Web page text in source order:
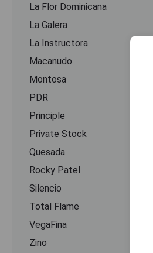
La Flor Dominicana
La Galera
La Instructora
Macanudo
Montosa
PDR
Principle
Private Stock
Quesada
Rocky Patel
Silencio
Total Flame
VegaFina
Zino